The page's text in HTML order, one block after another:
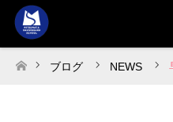
ホーム
ブログ NEWS